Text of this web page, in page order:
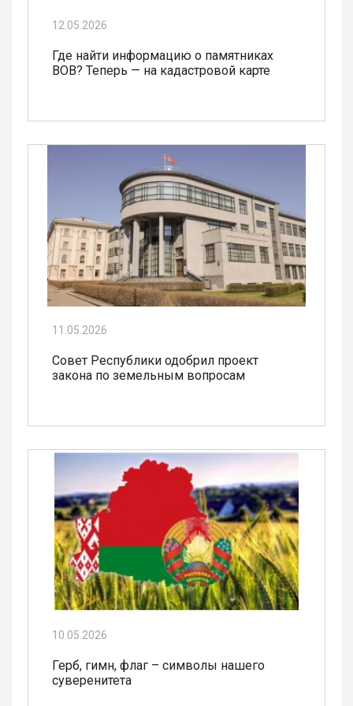
12.05.2026
Где найти информацию о памятниках
ВОВ? Теперь — на кадастровой карте
11.05.2026
Совет Республики одобрил проект
закона по земельным вопросам
10.05.2026
Герб, гимн, флаг – символы нашего
суверенитета